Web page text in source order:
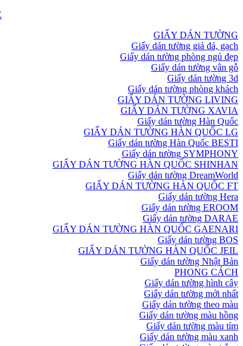
GIẤY DÁN TƯỜNG
Giấy dán tường giả đá, gạch
Giấy dán tường phòng ngủ đẹp
Giấy dán tường vân gỗ
Giấy dán tường 3d
Giấy dán tường phòng khách
GIẤY DÁN TƯỜNG LIVING
GIẤY DÁN TƯỜNG XAVIA
Giấy dán tường Hàn Quốc
GIẤY DÁN TƯỜNG HÀN QUỐC LG
Giấy dán tường Hàn Quốc BESTI
Giấy dán tường SYMPHONY
GIẤY DÁN TƯỜNG HÀN QUỐC SHINHAN
Giấy dán tường DreamWorld
GIẤY DÁN TƯỜNG HÀN QUỐC FT
Giấy dán tường Hera
Giấy dán tường EROOM
Giấy dán tường DARAE
GIẤY DÁN TƯỜNG HÀN QUỐC GAENARI
Giấy dán tường BOS
GIẤY DÁN TƯỜNG HÀN QUỐC JEIL
Giấy dán tường Nhật Bản
PHONG CÁCH
Giấy dán tường hình cây
Giấy dán tường mới nhất
Giấy dán tường theo màu
Giấy dán tường màu hồng
Giấy dán tường màu tím
Giấy dán tường màu xanh